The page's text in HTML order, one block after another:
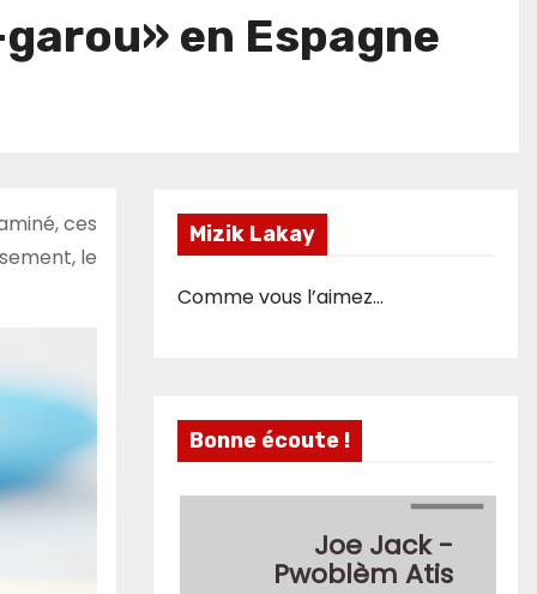
en Espagne
ces
le
Mizik Lakay
Comme vous l’aimez…
Bonne écoute !
Joe Jack -
Pwoblèm Atis